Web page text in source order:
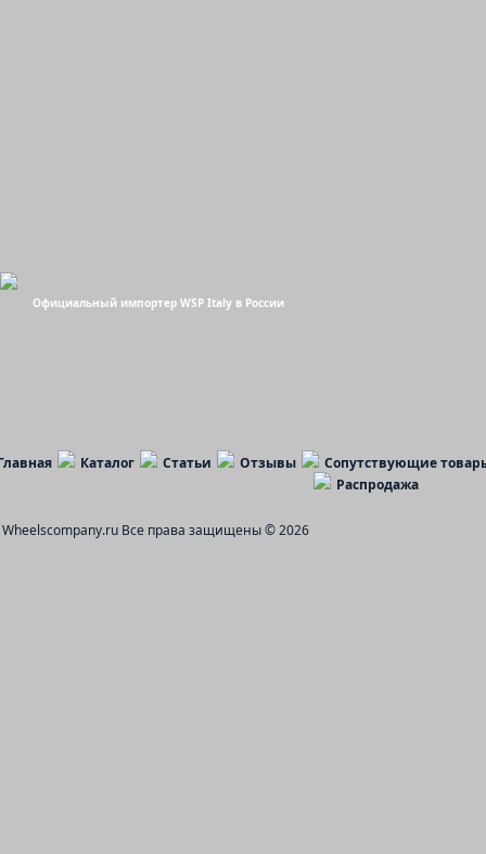
Официальный импортер WSP Italy в России
Каталог Статьи Отзывы
Сопутствующие
Распродажа
Wheelscompany.ru Все права защищены © 2026